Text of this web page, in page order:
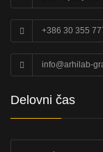
+386 30 355
info@arhilab-
Delovni čas